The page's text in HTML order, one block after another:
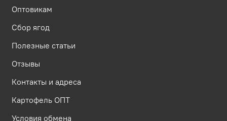
Оптовикам
Сбор ягод
Полезные статьи
Отзывы
Контакты и адреса
Картофель ОПТ
Условия обмена